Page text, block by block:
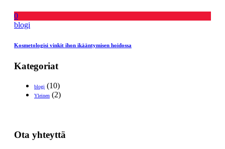
0
blogi
Kosmetologisi vinkit ihon ikääntymisen hoidossa
Kategoriat
blogi (10)
Yleinen (2)
Ota yhteyttä